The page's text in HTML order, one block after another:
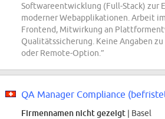
Softwareentwicklung (Full-Stack) zur
moderner Webapplikationen. Arbeit
Frontend, Mitwirkung an
Qualitätssicherung. Keine Angaben zu
oder Remote-Option.”
QA Manager Compliance
Firmennamen nicht gezeigt | Basel